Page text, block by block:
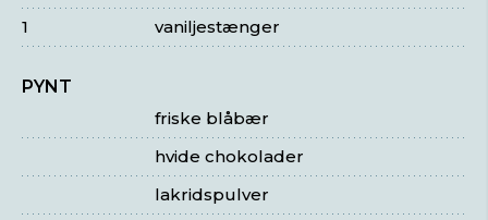
vaniljestænger
1
PYNT
friske blåbær
hvide chokolader
lakridspulver